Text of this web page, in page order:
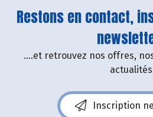
Restons en contact,
....et retrouvez nos offres,
Inscription